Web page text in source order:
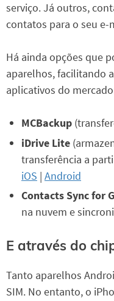
serviço. Já outros,
contatos para o seu e-
Há ainda opções que
aparelhos, facilitando
aplicativos do
MCBackup
iDrive Lite
transferência a
iOS | Android
Contacts Sync for
na nuvem e
E através do
Tanto aparelhos
SIM. No entanto, o